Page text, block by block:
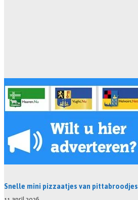
Snelle mini pizzaatjes van pittabroodjes